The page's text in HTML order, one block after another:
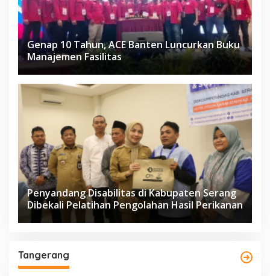
Genap 10 Tahun, ACE Banten Luncurkan Buku
Manajemen Fasilitas
Penyandang Disabilitas di Kabupaten Serang
Dibekali Pelatihan Pengolahan Hasil Perikanan
Tangerang